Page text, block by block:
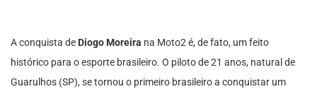
A conquista de Diogo Moreira na Moto2 é, de fato, um feito
histórico para o esporte brasileiro. O piloto de 21 anos, natural de
Guarulhos (SP), se tornou o primeiro brasileiro a conquistar um